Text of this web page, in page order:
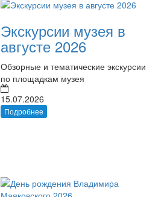
Экскурсии музея в
августе 2026
Обзорные и тематические экскурсии
по площадкам музея
15.07.2026
Подробнее